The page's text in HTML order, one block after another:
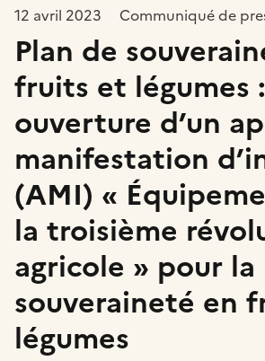
12 avril 2023 Communiqué de
Plan de
fruits et légumes :
ouverture d’un
manifestation
(AMI) «
la troisième
agricole » pour la
souveraineté en
légumes